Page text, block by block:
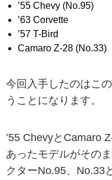
’55 Chevy (No.95)
’63 Corvette
’57 T-Bird
Camaro Z-28 (No.33)
今回入手したのはこ
うことになります。
’55 ChevyとCamaro
あったモデルがその
クターNo.95、No.33